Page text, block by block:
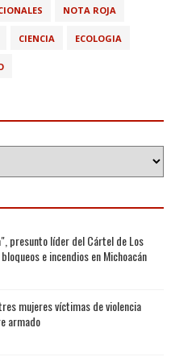
NOTA ROJA
CIENCIA ECOLOGIA
presunto líder del Cártel de Los
e incendios en Michoacán
mujeres víctimas de violencia
armado